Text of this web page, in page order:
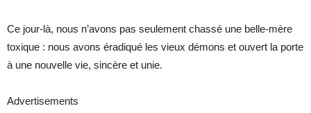
Ce jour-là, nous n’avons pas seulement chassé une belle-mère
toxique : nous avons éradiqué les vieux démons et ouvert la porte
à une nouvelle vie, sincère et unie.
Advertisements